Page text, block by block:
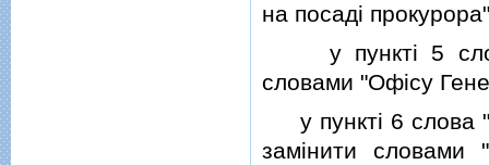
на посадi
у пунктi 5 слова
словами "Офiсу
у пунктi 6 слова
замiнити словами